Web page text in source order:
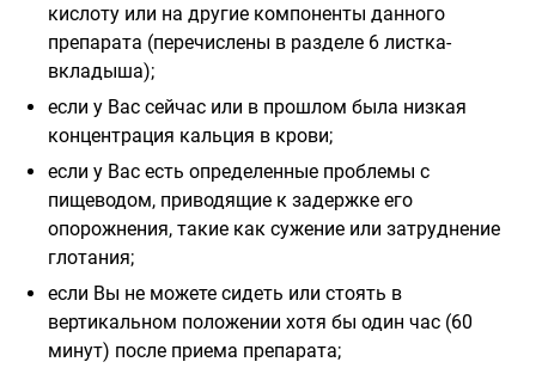
кислоту или на другие компоненты данного
препарата (перечислены в разделе 6 листка-
вкладыша);
если у Вас сейчас или в прошлом была низкая
концентрация кальция в крови;
если у Вас есть определенные проблемы с
пищеводом, приводящие к задержке его
опорожнения, такие как сужение или затруднение
глотания;
если Вы не можете сидеть или стоять в
вертикальном положении хотя бы один час (60
минут) после приема препарата;